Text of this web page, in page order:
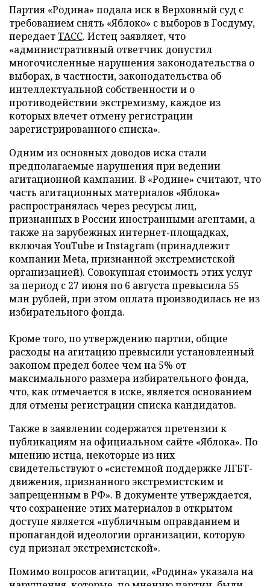
Партия «Родина» подала иск в Верховный суд с
требованием снять «Яблоко» с выборов в Госдуму,
передаетТАСС. Истец заявляет, что
«административный ответчик допустил
многочисленные нарушения законодательства о
выборах, в частности, законодательства об
интеллектуальной собственности и о
противодействии экстремизму, каждое из
которых влечет отмену регистрации
зарегистрированного списка».
Одним из основных доводов иска стали
предполагаемые нарушения при ведении
агитационной кампании. В «Родине» считают, что
часть агитационных материалов «Яблока»
распространялась через ресурсы лиц,
признанных в России иностранными агентами, а
также на зарубежных интернет-площадках,
включая YouTube и Instagram (принадлежит
компании Meta, признанной экстремистской
организацией). Совокупная стоимость этих услуг
за период с 27 июня по 6 августа превысила 55
млн рублей, при этом оплата производилась не из
избирательного фонда.
Кроме того, по утверждению партии, общие
расходы на агитацию превысили установленный
законом предел более чем на 5% от
максимального размера избирательного фонда,
что, как отмечается в иске, является основанием
для отмены регистрации списка кандидатов.
Также в заявлении содержатся претензии к
публикациям на официальном сайте «Яблока». По
мнению истца, некоторые из них
свидетельствуют о «системной поддержке ЛГБТ-
движения, признанного экстремистским и
запрещенным в РФ». В документе утверждается,
что сохранение этих материалов в открытом
доступе является «публичным оправданием и
пропагандой идеологии организации, которую
суд признал экстремистской».
Помимо вопросов агитации, «Родина» указала на